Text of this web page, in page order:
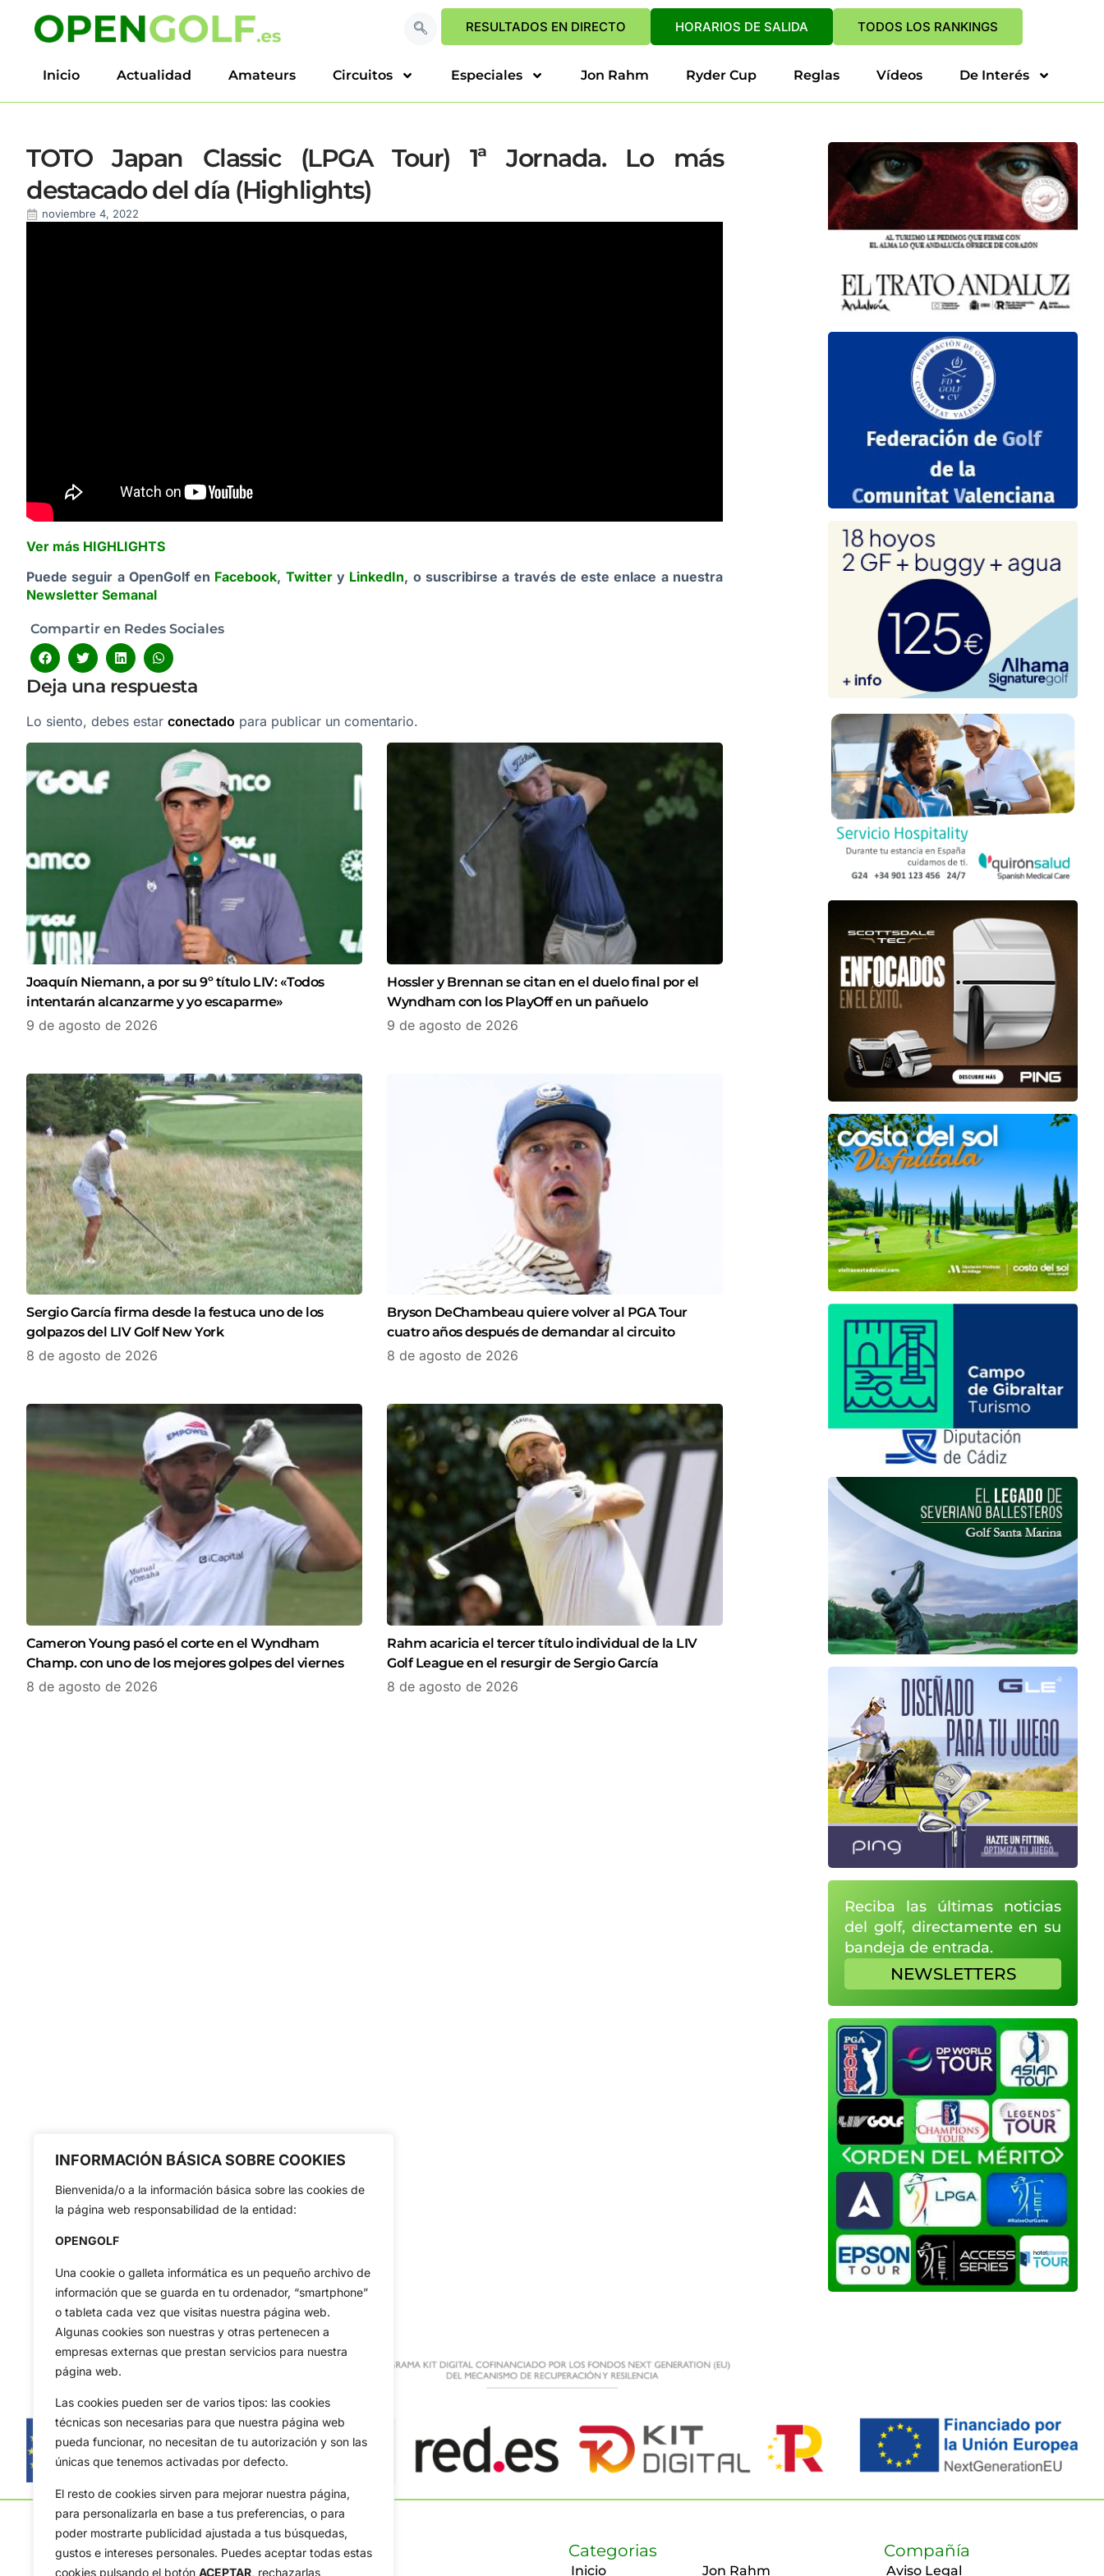
INFORMACIÓN BÁSICA SOBRE COOKIES
Bienvenida/o a la información básica sobre las cookies de
la página web responsabilidad de la entidad:
OPENGOLF
Una cookie o galleta informática es un pequeño archivo de
información que se guarda en tu ordenador, “smartphone”
o tableta cada vez que visitas nuestra página web.
Algunas cookies son nuestras y otras pertenecen a
empresas externas que prestan servicios para nuestra
página web.
Las cookies pueden ser de varios tipos: las cookies
técnicas son necesarias para que nuestra página web
pueda funcionar, no necesitan de tu autorización y son las
únicas que tenemos activadas por defecto.
El resto de cookies sirven para mejorar nuestra página,
para personalizarla en base a tus preferencias, o para
poder mostrarte publicidad ajustada a tus búsquedas,
gustos e intereses personales. Puedes aceptar todas estas
cookies pulsando el botón ACEPTAR, rechazarlas
RESULTADOS EN DIRECTO HORARIOS DE SALIDA TODOS LOS RANKINGS
Inicio Actualidad Amateurs Circuitos Especiales Jon Rahm Ryder Cup Reglas Vídeos De Interés
TOTO Japan Classic (LPGA Tour) 1ª Jornada. Lo más
destacado del día (Highlights)
noviembre 4, 2022
Ver más HIGHLIGHTS
Puede seguir a OpenGolf en Facebook, Twittery LinkedIn, o suscribirse a través de este enlace a nuestra
Newsletter Semanal
Compartir en Redes Sociales
Deja una respuesta
Lo siento, debes estar conectado para publicar un comentario.
Joaquín Niemann, a por su 9º título LIV: «Todos
intentarán alcanzarme y yo escaparme»
9 de agosto de 2026
Hossler y Brennan se citan en el duelo final por el
Wyndham con los PlayOff en un pañuelo
9 de agosto de 2026
Sergio García firma desde la festuca uno de los
golpazos del LIV Golf New York
8 de agosto de 2026
Bryson DeChambeau quiere volver al PGA Tour
cuatro años después de demandar al circuito
8 de agosto de 2026
Cameron Young pasó el corte en el Wyndham
Champ. con uno de los mejores golpes del viernes
8 de agosto de 2026
Rahm acaricia el tercer título individual de la LIV
Golf League en el resurgir de Sergio García
8 de agosto de 2026
Reciba las últimas noticias
del golf, directamente en su
bandeja de entrada.
NEWSLETTERS
Categorias
Inicio Jon Rahm
Compañía
Aviso Legal